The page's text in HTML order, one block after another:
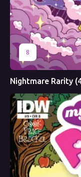
8
Nightmare Rarity